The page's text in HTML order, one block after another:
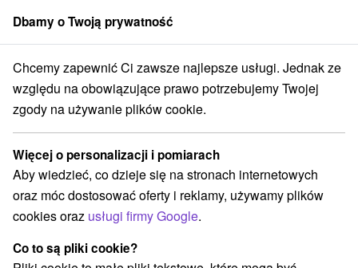
członek grupySorger
Atrakcje na Słowacji Skanseny Severné Slovensko
Skanseny Severné Slovensko
Kategorie
Wszystkie kategorie
Miejsca sakralne(2)
Wieże obserwacyjne i chodniki(14)
Zamki, pałace, ruiny (13)
Loty widokowe i rejsy wycieczkowe(3) Sporty(15)
Dbamy o Twoją prywatność
Chcemy zapewnić Ci zawsze najlepsze usługi. Jednak ze
względu na obowiązujące prawo potrzebujemy Twojej
zgody na używanie plików cookie.
Więcej o personalizacji i pomiarach
Aby wiedzieć, co dzieje się na stronach internetowych
oraz móc dostosować oferty i reklamy, używamy plików
cookies oraz usługi firmy Google.
Co to są pliki cookie?